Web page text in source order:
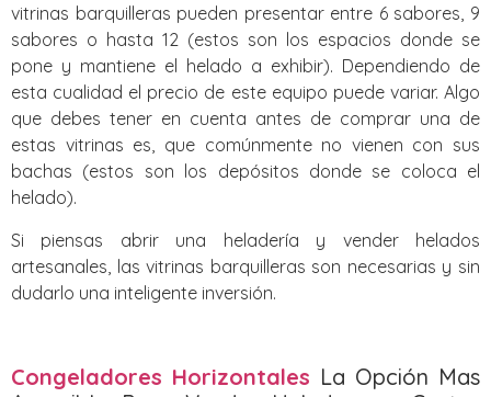
vitrinas barquilleras pueden presentar entre 6 sabores, 9
sabores o hasta 12 (estos son los espacios donde se
pone y mantiene el helado a exhibir). Dependiendo de
esta cualidad el precio de este equipo puede variar. Algo
que debes tener en cuenta antes de comprar una de
estas vitrinas es, que comúnmente no vienen con sus
bachas (estos son los depósitos donde se coloca el
helado).
Si piensas abrir una heladería y vender helados
artesanales, las vitrinas barquilleras son necesarias y sin
dudarlo una inteligente inversión.
Congeladores Horizontales La Opción Mas